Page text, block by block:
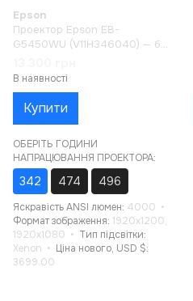
Epson
Проектор Epson EB-
G5450WU (V11H346040) — б/
В наявності
Купити
ОБЕРІТЬ ГОДИНИ
НАПРАЦЮВАННЯ ПРОЕКТОРА:
342 474 496
Яскравість ANSI люмен 4000
Формат зображення 1920x1200,
1920x1080
Тип підсвітки
Xenon
Ціна нового, USD $
3699.00